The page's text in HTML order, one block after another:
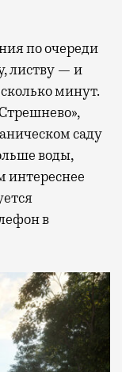
по очереди
листву — и
минут.
саду
воды,
интереснее
в